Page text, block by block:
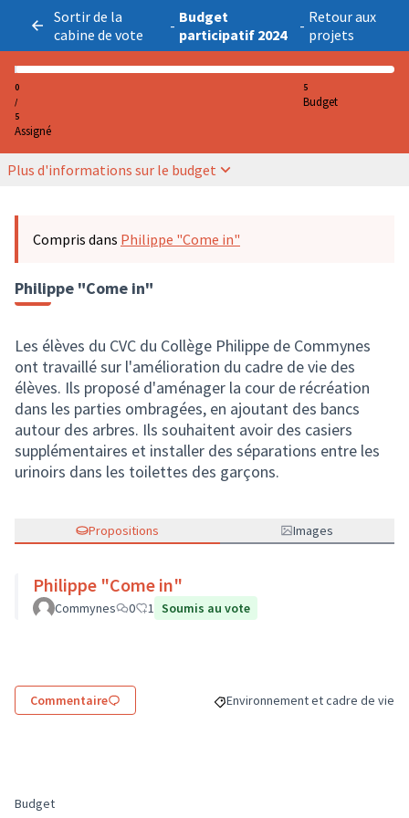
Sortir de la
cabine de vote
- Budget
participatif 2024
- Retour aux
projets
0
/
5
Assigné
5
Budget
Plus d'informations sur le budget
Compris dans Philippe "Come in"
Philippe "Come in"
Les élèves du CVC du Collège Philippe de Commynes
ont travaillé sur l'amélioration du cadre de vie des
élèves. Ils proposé d'aménager la cour de récréation
dans les parties ombragées, en ajoutant des bancs
autour des arbres. Ils souhaitent avoir des casiers
supplémentaires et installer des séparations entre les
urinoirs dans les toilettes des garçons.
Propositions Images
Philippe "Come in"
Commynes 0 1 Soumis au vote
Commentaire Filtrer les résultats de la
Environnement et cadre de vie
Budget